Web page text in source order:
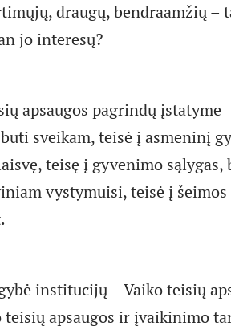
draugų, bendraamžių –
jo interesų?
apsaugos pagrindų įstatyme
sveikam, teisė į asmeninį
teisę į gyvenimo sąlygas,
vystymuisi, teisė į šeimos
institucijų – Vaiko teisių
apsaugos ir įvaikinimo